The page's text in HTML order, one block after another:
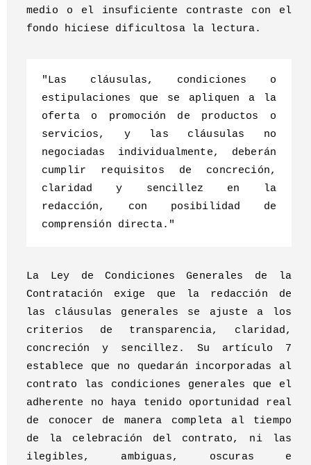
medio o el insuficiente contraste con el
fondo hiciese dificultosa la lectura.
"Las cláusulas, condiciones o
estipulaciones que se apliquen a la
oferta o promoción de productos o
servicios, y las cláusulas no
negociadas individualmente, deberán
cumplir requisitos de concreción,
claridad y sencillez en la
redacción, con posibilidad de
comprensión directa."
La Ley de Condiciones Generales de la
Contratación exige que la redacción de
las cláusulas generales se ajuste a los
criterios de transparencia, claridad,
concreción y sencillez. Su artículo 7
establece que no quedarán incorporadas al
contrato las condiciones generales que el
adherente no haya tenido oportunidad real
de conocer de manera completa al tiempo
de la celebración del contrato, ni las
ilegibles, ambiguas, oscuras e